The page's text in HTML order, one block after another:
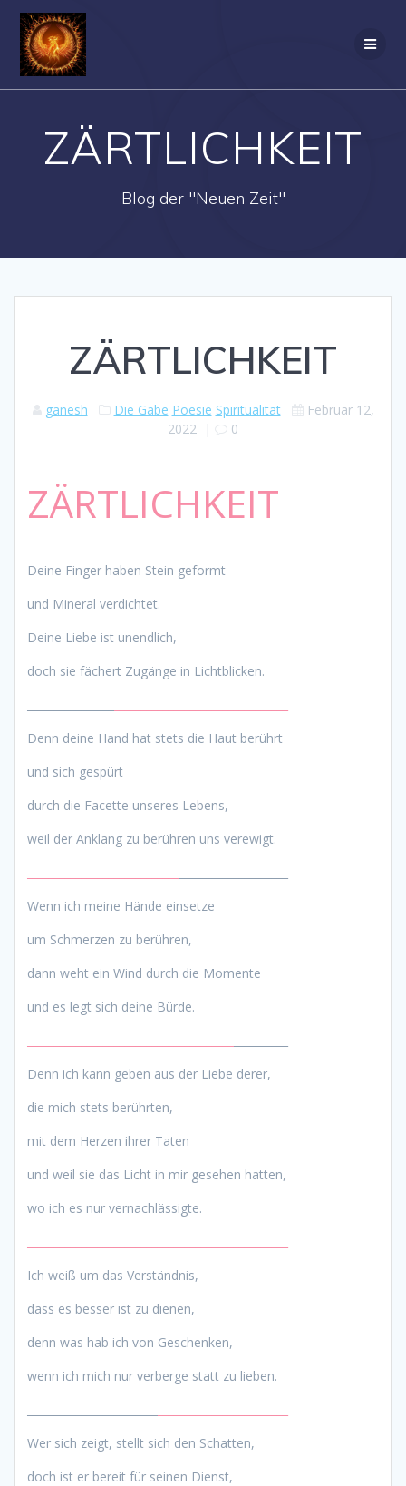
ZÄRTLICHKEIT
Blog der "Neuen Zeit"
ZÄRTLICHKEIT
ganesh Die Gabe Poesie Spiritualität
Februar 12,
2022 | 0
ZÄRTLICHKEIT
Deine Finger haben Stein geformt
und Mineral verdichtet.
Deine Liebe ist unendlich,
doch sie fächert Zugänge in Lichtblicken.
Denn deine Hand hat stets die Haut berührt
und sich gespürt
durch die Facette unseres Lebens,
weil der Anklang zu berühren uns verewigt.
Wenn ich meine Hände einsetze
um Schmerzen zu berühren,
dann weht ein Wind durch die Momente
und es legt sich deine Bürde.
Denn ich kann geben aus der Liebe derer,
die mich stets berührten,
mit dem Herzen ihrer Taten
und weil sie das Licht in mir gesehen hatten,
wo ich es nur vernachlässigte.
Ich weiß um das Verständnis,
dass es besser ist zu dienen,
denn was hab ich von Geschenken,
wenn ich mich nur verberge statt zu lieben.
Wer sich zeigt, stellt sich den Schatten,
doch ist er bereit für seinen Dienst,